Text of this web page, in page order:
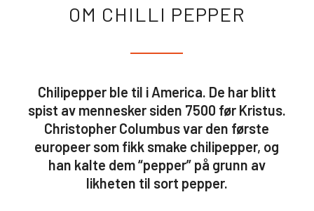
OM CHILLI PEPPER
Chilipepper ble til i America. De har blitt
spist av mennesker siden 7500 før Kristus.
Christopher Columbus var den første
europeer som fikk smake chilipepper, og
han kalte dem “pepper” på grunn av
likheten til sort pepper.